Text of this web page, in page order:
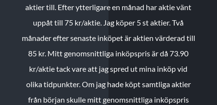
aktier till. Efter ytterligare en månad har aktie vänt
uppåt till 75 kr/aktie. Jag köper 5 st aktier.Två
månader efter senaste inköpet är aktien värderad till
85 kr. Mitt genomsnittliga inköpspris är då 73.90
kr/aktie tack vare att jag spred ut mina inköp vid
olika tidpunkter. Om jag hade köpt samtliga aktier
från början skulle mitt genomsnittliga inköpspris